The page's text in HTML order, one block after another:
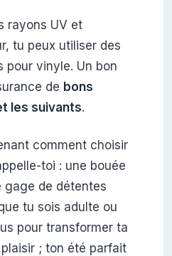
rayons UV et
tu peux utiliser des
pour vinyle. Un bon
de bons
les suivants.
comment choisir
toi : une bouée
gage de détentes
tu sois adulte ou
pour transformer ta
; ton été parfait